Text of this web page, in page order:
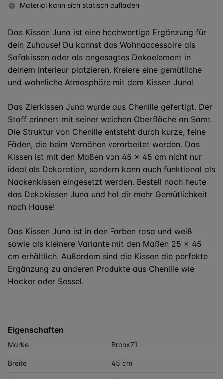
Material kann sich statisch aufladen
Das Kissen Juna ist eine hochwertige Ergänzung für
dein Zuhause! Du kannst das Wohnaccessoire als
Sofakissen oder als angesagtes Dekoelement in
deinem Interieur platzieren. Kreiere eine gemütliche
und wohnliche Atmosphäre mit dem Kissen Juna!
Das Zierkissen Juna wurde aus Chenille gefertigt. Der
Stoff erinnert mit seiner weichen Oberfläche an Samt.
Die Struktur von Chenille entsteht durch kurze, feine
Fäden, die beim Vernähen verarbeitet werden. Das
Kissen ist mit den Maßen von 45 x 45 cm nicht nur
ideal als Dekoration, sondern kann auch funktional als
Nackenkissen eingesetzt werden. Bestell noch heute
das Dekokissen Juna und hol dir mehr Gemütlichkeit
nach Hause!
Das Kissen Juna ist in den Farben rosa und weiß
sowie als kleinere Variante mit den Maßen 25 x 45
cm erhältlich. Außerdem sind die Kissen die perfekte
Ergänzung zu anderen Produkte aus Chenille wie
Hocker oder Sessel.
Eigenschaften
Marke Bronx71
Breite 45 cm